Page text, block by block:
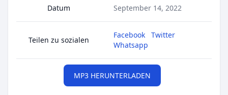
Datum September 14, 2022
Teilen zu sozialen
Facebook
Twitter
Whatsapp
MP3 HERUNTERLADEN